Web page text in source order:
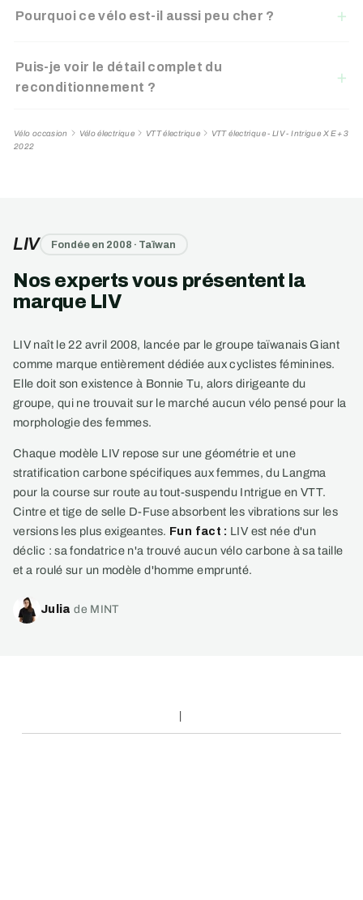
Pourquoi ce vélo est-il aussi peu cher ?
Puis-je voir le détail complet du
reconditionnement ?
Vélo occasion Vélo électrique VTT électrique
VTT électrique - LIV - Intrigue X E+ 3
2022
LIV Fondée en 2008 · Taïwan
Nos experts vous présentent la
marque LIV
LIV naît le 22 avril 2008, lancée par le groupe taïwanais Giant
comme marque entièrement dédiée aux cyclistes féminines.
Elle doit son existence à Bonnie Tu, alors dirigeante du
groupe, qui ne trouvait sur le marché aucun vélo pensé pour la
morphologie des femmes.
Chaque modèle LIV repose sur une géométrie et une
stratification carbone spécifiques aux femmes, du Langma
pour la course sur route au tout-suspendu Intrigue en VTT.
Cintre et tige de selle D-Fuse absorbent les vibrations sur les
versions les plus exigeantes. Fun fact : LIV est née d'un
déclic : sa fondatrice n'a trouvé aucun vélo carbone à sa taille
et a roulé sur un modèle d'homme emprunté.
Julia de MINT